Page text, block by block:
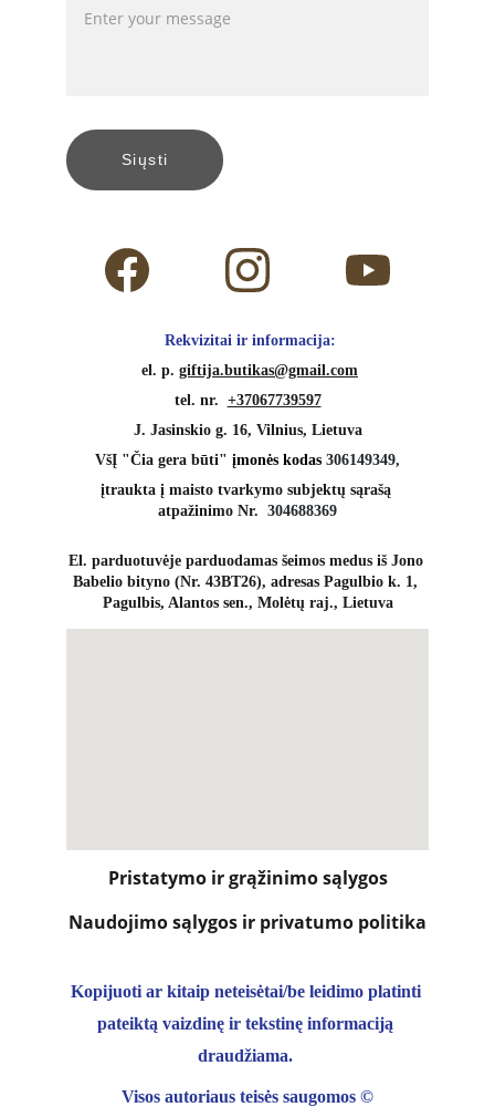
Siųsti
Rekvizitai ir informacija:
el. p. giftija.butikas@gmail.com
tel. nr. +37067739597
J. Jasinskio g. 16, Vilnius, Lietuva
VšĮ "Čia gera būti" įmonės kodas 306149349,
įtraukta į maisto tvarkymo subjektų sąrašą
atpažinimo Nr. 304688369
El. parduotuvėje parduodamas šeimos medus iš Jono
Babelio bityno (Nr. 43BT26), adresas Pagulbio k. 1,
Pagulbis, Alantos sen., Molėtų raj., Lietuva
Naudojimo sąlygos ir privatumo politika
Pristatymo ir grąžinimo sąlygos
Kopijuoti ar kitaip neteisėtai/be leidimo platinti
pateiktą vaizdinę ir tekstinę informaciją
draudžiama.
Visos autoriaus teisės saugomos ©